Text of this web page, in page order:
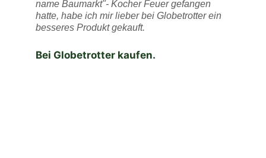
name Baumarkt"- Kocher Feuer gefangen
hatte, habe ich mir lieber bei Globetrotter ein
besseres Produkt gekauft.
Bei Globetrotter kaufen.